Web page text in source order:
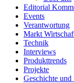
Editorial
Events
Verantwortung
Markt
Technik
Interviews
Produkttrends
Projekte
Geschichte und